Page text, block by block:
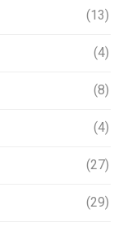
(13)
(4)
(8)
(4)
(27)
(29)